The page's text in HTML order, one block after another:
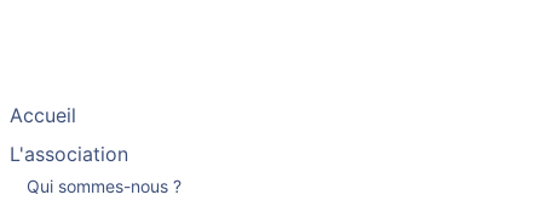
Accueil
L'association
Qui sommes-nous ?